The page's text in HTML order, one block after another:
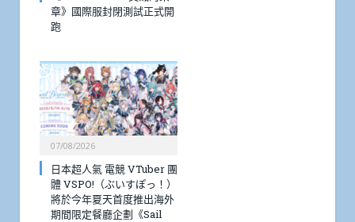
章》國際服封閉測試正式開
跑
07/08/2026
日本超人氣 電競 VTuber 團
體 VSPO!（ぶいすぽっ！）
將於今年夏天首度推出海外
期間限定餐廳企劃《Sail